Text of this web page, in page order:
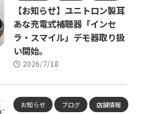
【お知らせ】ユニトロン製耳
あな充電式補聴器「インセ
ラ・スマイル」デモ器取り扱
い開始。
2026/7/18
お知らせ ブログ 店舗情報